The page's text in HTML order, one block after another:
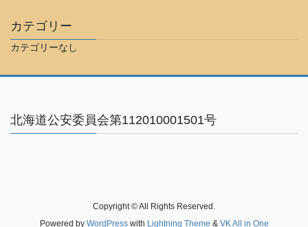
カテゴリー
カテゴリーなし
北海道公安委員会第112010001501号
Copyright © All Rights Reserved.
Powered by WordPresswith Lightning Theme & VK All in One